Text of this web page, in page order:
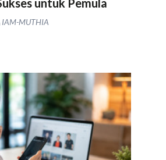
untuk Pemula
IAM-MUTHIA